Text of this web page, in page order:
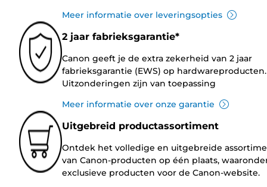
Meer informatie over leveringsopties
2 jaar fabrieksgarantie*
Canon geeft je de extra zekerheid van 2 jaar
fabrieksgarantie (EWS) op hardwareproducten.
Uitzonderingen zijn van toepassing
Meer informatie over onze garantie
Uitgebreid productassortiment
Ontdek het volledige en uitgebreide
van Canon-producten op één plaats,
exclusieve producten voor de Canon-website.